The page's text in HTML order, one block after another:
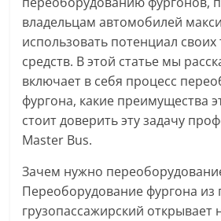
владельцам автомобилей
использовать потенциал
средств. В этой статье мы
включает в себя процесс
фургона, какие преимущества
стоит доверить эту задачу
Master Bus.
Зачем нужно
Переоборудование фургона из
грузопассажирский открывает